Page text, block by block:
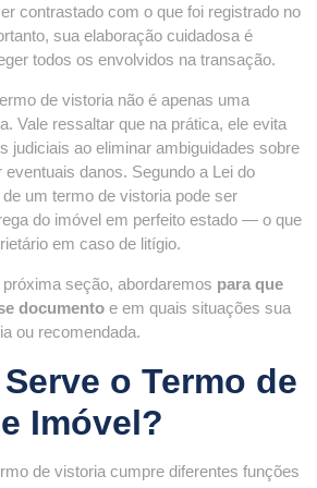
contrastado com o que foi registrado no
sua elaboração cuidadosa é
todos os envolvidos na transação.
de vistoria não é apenas uma
Vale ressaltar que na prática, ele evita
judiciais ao eliminar ambiguidades sobre
danos. Segundo a Lei do
um termo de vistoria pode ser
do imóvel em perfeito estado — o que
em caso de litígio.
seção, abordaremos para que
documento e em quais situações sua
ou recomendada.
o Termo de
Imóvel?
de vistoria cumpre diferentes funções